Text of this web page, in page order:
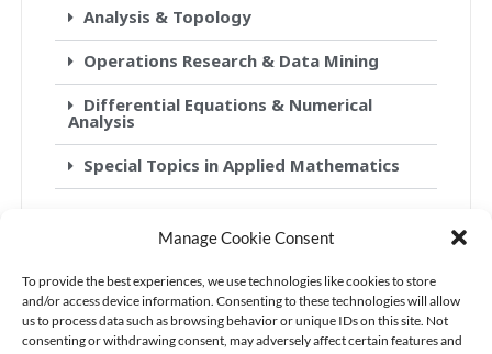
Manage Cookie Consent
To provide the best experiences, we use technologies like cookies to store
and/or access device information. Consenting to these technologies will allow
us to process data such as browsing behavior or unique IDs on this site. Not
consenting or withdrawing consent, may adversely affect certain features and
Analysis & Topology
Operations Research & Data Mining
Differential Equations & Numerical
Analysis
Special Topics in Applied Mathematics